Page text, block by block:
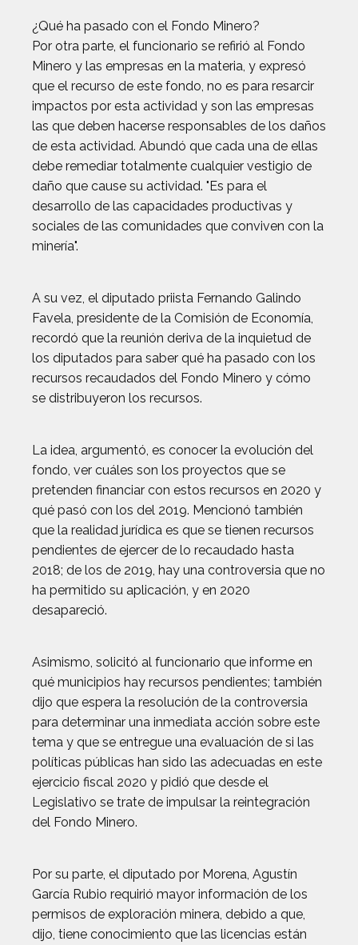
¿Qué ha pasado con el Fondo Minero?
Por otra parte, el funcionario se refirió al Fondo
Minero y las empresas en la materia, y expresó
que el recurso de este fondo, no es para resarcir
impactos por esta actividad y son las empresas
las que deben hacerse responsables de los daños
de esta actividad. Abundó que cada una de ellas
debe remediar totalmente cualquier vestigio de
daño que cause su actividad. "Es para el
desarrollo de las capacidades productivas y
sociales de las comunidades que conviven con la
minería".
A su vez, el diputado priista Fernando Galindo
Favela, presidente de la Comisión de Economía,
recordó que la reunión deriva de la inquietud de
los diputados para saber qué ha pasado con los
recursos recaudados del Fondo Minero y cómo
se distribuyeron los recursos.
La idea, argumentó, es conocer la evolución del
fondo, ver cuáles son los proyectos que se
pretenden financiar con estos recursos en 2020 y
qué pasó con los del 2019. Mencionó también
que la realidad jurídica es que se tienen recursos
pendientes de ejercer de lo recaudado hasta
2018; de los de 2019, hay una controversia que no
ha permitido su aplicación, y en 2020
desapareció.
Asimismo, solicitó al funcionario que informe en
qué municipios hay recursos pendientes; también
dijo que espera la resolución de la controversia
para determinar una inmediata acción sobre este
tema y que se entregue una evaluación de si las
políticas públicas han sido las adecuadas en este
ejercicio fiscal 2020 y pidió que desde el
Legislativo se trate de impulsar la reintegración
del Fondo Minero.
Por su parte, el diputado por Morena, Agustín
García Rubio requirió mayor información de los
permisos de exploración minera, debido a que,
dijo, tiene conocimiento que las licencias están